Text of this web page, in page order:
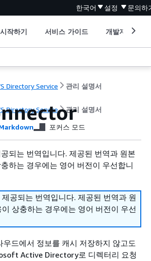
한국어 설정 문의하
시작하기 서비스 가이드 개발자 도구
Directory Service 관리 설명서
Directory Service 관리 설명서
포커스 모드
되는 번역입니다. 제공된 번역과 원본
하는 경우에는 영어 버전이 우선합니
공되는 번역입니다. 제공된 번역과 원
상충하는 경우에는 영어 버전이 우선
우드에서 정보를 캐시 저장하지 않고도
Active Directory로 디렉터리 요청